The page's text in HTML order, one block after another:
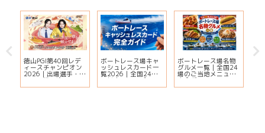
徳山PGI第40回レデ
ィースチャンピオン
2026｜出場選手・ド
リーム戦・注目モー
ター・イベント情報
ボートレース場キャ
ッシュレスカード一
覧2026｜全国24場
の対応状況・ポイン
ト還元・入会方法ま
ボートレース場名物
グルメ一覧｜全国24
場のご当地メニュー
完全ガイド